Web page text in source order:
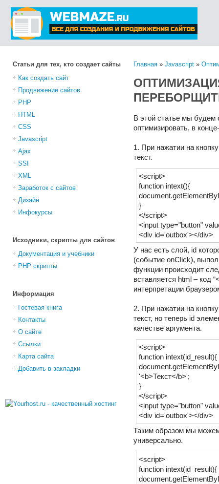
Главная » Javascript »
В этой статье мы будем
оптимизировать, в
1. При нажатии на
текст.
<script>
function intext(){
}
</script>
<input type="button"
<div id='outbox'></div>
У нас есть слой, id
(событие onClick),
функции происходит
вставляется html – код
интерпретации
2. При нажатии на
текст, но теперь id
качестве аргумента.
<script>
function intext(id_result){
'<b>Текст</b>';
}
</script>
<input type="button"
<div id='outbox'></div>
Таким образом мы
универсально.
<script>
function intext(id_result){
Статьи для тех, кто создает сайты
Как создать сайт
Продвижение сайтов
PHP
HTML
CSS
Javascript
Ajax
SSI
XML
Заработок с сайтов
Дизайн
Инфокурсы
Исходники, скрипты для сайтов
Документация и учебники
PHP скрипты
Информация
Гостевая книга
Контакты
О сайте
Ссылки
Карта сайта
Добавить в закладки